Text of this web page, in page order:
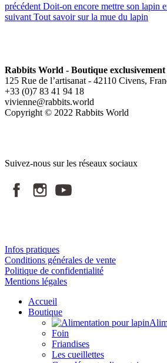
précédent Doit-on encore mettre son lapin
suivant Tout savoir sur la mue du lapin
Rabbits World - Boutique exclusivement
125 Rue de l’artisanat - 42110 Civens,
+33 (0)7 83 41 94 18
vivienne@rabbits.world
Copyright © 2022 Rabbits World
Suivez-nous sur les réseaux sociaux
Infos pratiques
Conditions générales de vente
Politique de confidentialité
Mentions légales
Accueil
Boutique
Foin
Friandises
Les cueillettes